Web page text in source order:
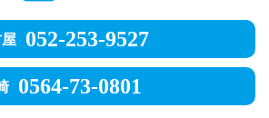
052-253-9527
0564-73-0801